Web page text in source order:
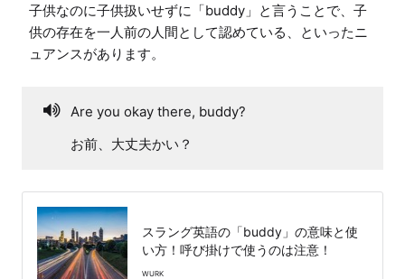
子供なのに子供扱いせずに「buddy」と言うことで、子
供の存在を一人前の人間として認めている、といったニ
ュアンスがあります。
Are you okay there, buddy?
お前、大丈夫かい？
スラング英語の「buddy」の意味と使
い方！呼び掛けで使うのは注意！
WURK